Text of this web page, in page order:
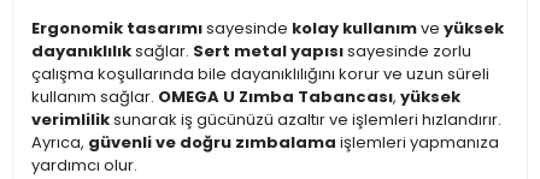
Ergonomik tasarımısayesinde kolay kullanımve yüksek
dayanıklılıksağlar. Sert metal yapısısayesinde zorlu
çalışma koşullarında bile dayanıklılığını korur ve uzun süreli
kullanım sağlar. OMEGA U Zımba Tabancası, yüksek
verimliliksunarak iş gücünüzü azaltır ve işlemleri hızlandırır.
Ayrıca, güvenli ve doğru zımbalama işlemleri yapmanıza
yardımcı olur.